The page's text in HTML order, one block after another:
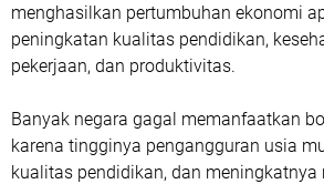
menghasilkan pertumbuhan ekonomi
peningkatan kualitas pendidikan,
pekerjaan, dan produktivitas.
Banyak negara gagal memanfaatkan
karena tingginya pengangguran usia
kualitas pendidikan, dan meningkatnya